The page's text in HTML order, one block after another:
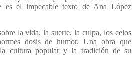
es el impecable texto de Ana López
la vida, la suerte, la culpa, los celos
dosis de humor. Una obra que
la cultura popular y la tradición de su